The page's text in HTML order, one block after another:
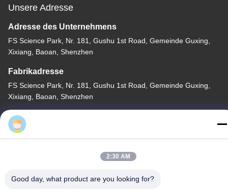
Unsere Adresse
Adresse des Unternehmens
FS Science Park, Nr. 181, Gushu 1st Road, Gemeinde Guxing,
Xixiang, Baoan, Shenzhen
Fabrikadresse
FS Science Park, Nr. 181, Gushu 1st Road, Gemeinde Guxing,
Xixiang, Baoan, Shenzhen
Telefon
86-0755-22300563
2:30 AM
Good day, what product are you looking for?